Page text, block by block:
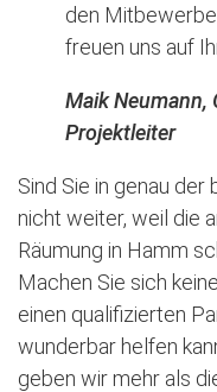
den
freuen uns auf
Maik Neumann,
Projektleiter
Sind Sie in genau
nicht weiter, weil die
Räumung in Hamm
Machen Sie sich
einen qualifizierten
wunderbar helfen
geben wir mehr als